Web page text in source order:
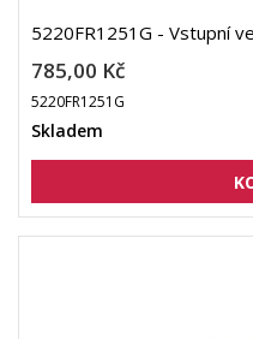
5220FR1251G - Vstupní
785,00 Kč
5220FR1251G
Skladem